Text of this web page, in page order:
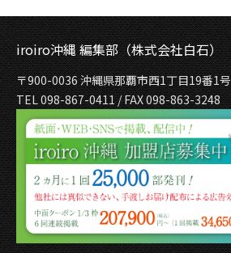
iroiro沖縄 編集部（株式会社白石）
〒900-0036 沖縄県那覇市西1丁目19番1号
TEL 098-867-0411 / FAX 098-863-3248